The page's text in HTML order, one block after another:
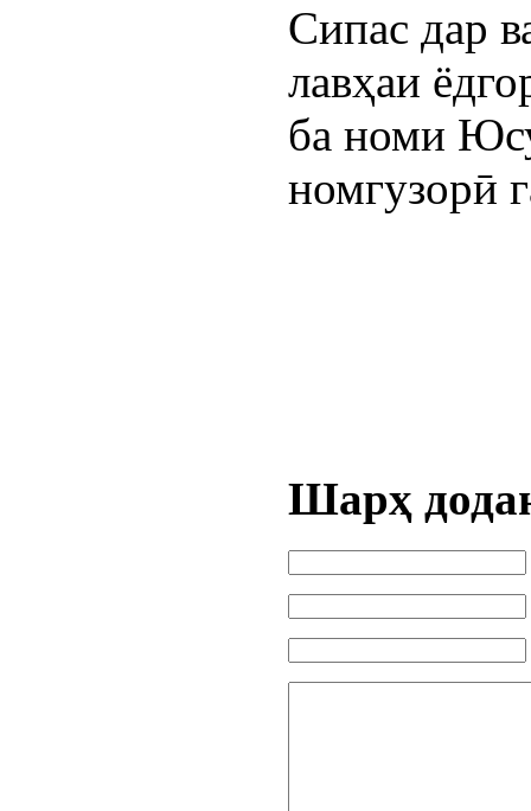
Сипас дар
лавҳаи
ба номи
номгузорӣ
Шарҳ